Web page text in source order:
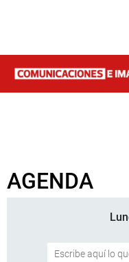
AGENDA